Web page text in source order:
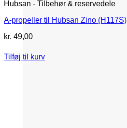
Hubsan - Tilbehør & reservedele
A-propeller til Hubsan Zino (H117S)
kr. 49,00
Tilføj til kurv